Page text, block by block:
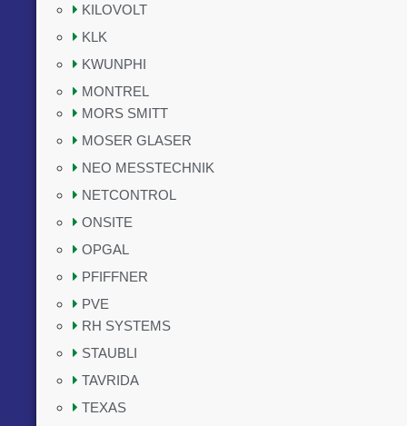
KILOVOLT
KLK
KWUNPHI
MONTREL
MORS SMITT
MOSER GLASER
NEO MESSTECHNIK
NETCONTROL
ONSITE
OPGAL
PFIFFNER
PVE
RH SYSTEMS
STAUBLI
TAVRIDA
TEXAS